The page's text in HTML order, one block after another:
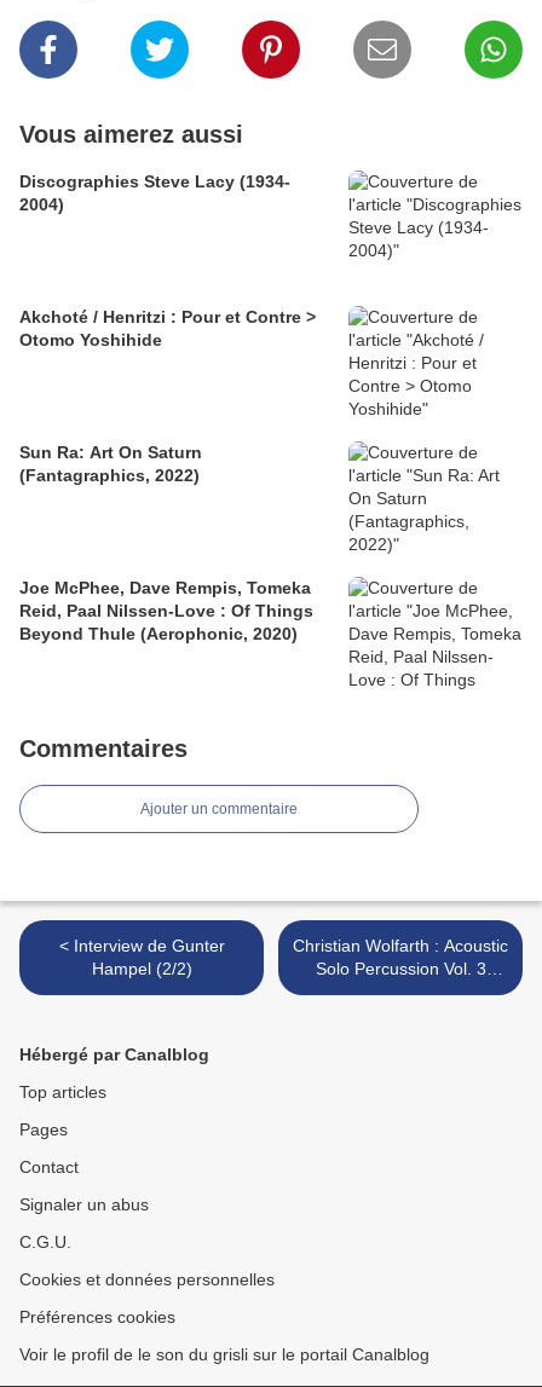
Vous aimerez aussi
Discographies Steve Lacy (1934-
2004)
Akchoté / Henritzi : Pour et Contre >
Otomo Yoshihide
Sun Ra: Art On Saturn
(Fantagraphics, 2022)
Joe McPhee, Dave Rempis, Tomeka
Reid, Paal Nilssen-Love : Of Things
Beyond Thule (Aerophonic, 2020)
Commentaires
Ajouter un commentaire
< Interview de Gunter
Hampel (2/2)
Christian Wolfarth : Acoustic
Solo Percussion Vol. 3
(Hiddenbell, 2010) >
Hébergé par Canalblog
Top articles
Pages
Contact
Signaler un abus
C.G.U.
Cookies et données personnelles
Préférences cookies
Voir le profil de le son du grisli sur le portail Canalblog